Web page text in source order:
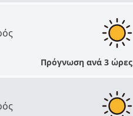
Πρόγνωση ανά 3 ώρες